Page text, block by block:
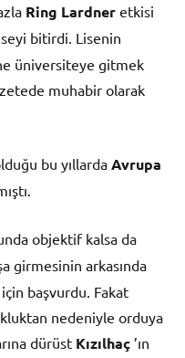
Ring Lardner etkisi
bitirdi. Lisenin
üniversiteye gitmek
muhabir olarak
bu yıllarda Avrupa
objektif kalsa da
girmesinin arkasında
başvurdu. Fakat
nedeniyle orduya
dürüst Kızılhaç ’ın